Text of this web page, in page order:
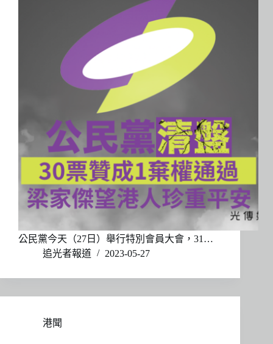
公民黨今天（27日）舉行特別會員大會，31…
追光者報道
2023-05-27
港聞